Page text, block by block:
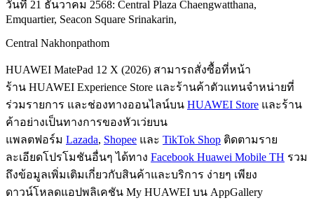
วันที่ 21 ธันวาคม 2568: Central Plaza Chaengwatthana,
Emquartier, Seacon Square Srinakarin,
Central Nakhonpathom
HUAWEI MatePad 12 X (2026) สามารถสั่งซื้อที่หน้า
ร้าน HUAWEI Experience Store และร้านค้าตัวแทนจำหน่ายที่
ร่วมรายการ และช่องทางออนไลน์บน HUAWEI Store และร้าน
ค้าอย่างเป็นทางการของหัวเว่ยบน
แพลตฟอร์ม Lazada, Shopee และ TikTok Shop ติดตามราย
ละเอียดโปรโมชันอื่นๆ ได้ทาง Facebook Huawei Mobile TH รวม
ถึงข้อมูลเพิ่มเติมเกี่ยวกับสินค้าและบริการ ง่ายๆ เพียง
ดาวน์โหลดแอปพลิเคชัน My HUAWEI บน AppGallery